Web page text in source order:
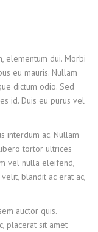
elementum dui. Morbi
eu mauris. Nullam
dictum odio. Sed
id. Duis eu purus vel
interdum ac. Nullam
tortor ultrices
vel nulla eleifend,
blandit ac erat ac,
auctor quis.
placerat sit amet